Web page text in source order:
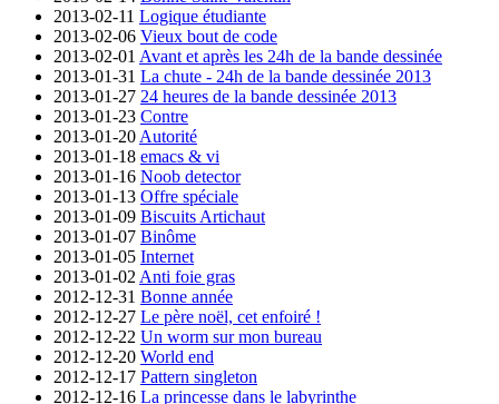
2013-02-11 Logique étudiante
2013-02-06 Vieux bout de code
2013-02-01 Avant et après les 24h de la bande dessinée
2013-01-31 La chute - 24h de la bande dessinée 2013
2013-01-27 24 heures de la bande dessinée 2013
2013-01-23 Contre
2013-01-20 Autorité
2013-01-18 emacs & vi
2013-01-16 Noob detector
2013-01-13 Offre spéciale
2013-01-09 Biscuits Artichaut
2013-01-07 Binôme
2013-01-05 Internet
2013-01-02 Anti foie gras
2012-12-31 Bonne année
2012-12-27 Le père noël, cet enfoiré !
2012-12-22 Un worm sur mon bureau
2012-12-20 World end
2012-12-17 Pattern singleton
2012-12-16 La princesse dans le labyrinthe